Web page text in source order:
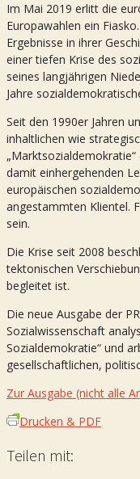
Im Mai 2019 erlitt die
Europawahlen ein
Ergebnisse in ihrer
einer tiefen Krise des
seines langjährigen
Jahre
Seit den 1990er Jahren
inhaltlichen wie
damit einhergehenden
europäischen
angestammten Klientel.
sein.
Die Krise seit 2008
tektonischen
begleitet ist.
Die neue Ausgabe der
Sozialwissenschaft
Sozialdemokratie“ und
gesellschaftlichen,
Zur Ausgabe (nicht alle
Drucken & PDF
Teilen mit: